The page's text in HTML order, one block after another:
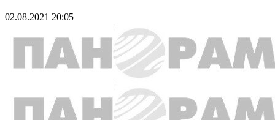
02.08.2021 20:05